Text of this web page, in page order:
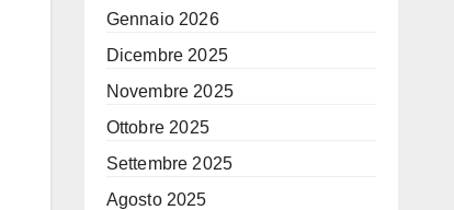
Gennaio 2026
Dicembre 2025
Novembre 2025
Ottobre 2025
Settembre 2025
Agosto 2025